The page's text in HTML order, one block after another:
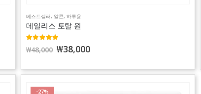
베스트셀러, 알콘,하루용
데일리스 토탈 원
₩48,000 ₩38,000
-27%